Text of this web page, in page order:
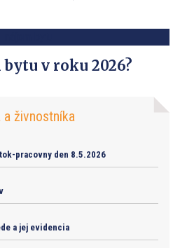
v roku 2026?
a živnostníka
pracovny den 8.5.2026
a jej evidencia